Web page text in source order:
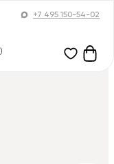
+7 495 150-54-02